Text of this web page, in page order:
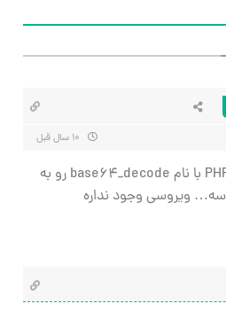
اسکنر شما یک تابع ساده PHP با نام base64_decode رو به
ویروسی وجود نداره